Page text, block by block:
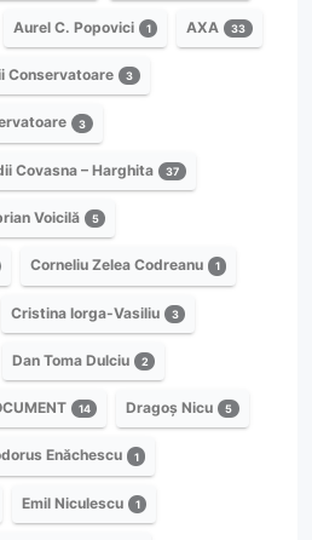
Aurel C. Popovici 1 AXA 33
Conservatoare 3
3
Covasna – Harghita 37
Voicilă 5
Corneliu Zelea Codreanu 1
Cristina Iorga-Vasiliu 3
Dan Toma Dulciu 2
14 Dragoș Nicu 5
Enăchescu 1
Emil Niculescu 1